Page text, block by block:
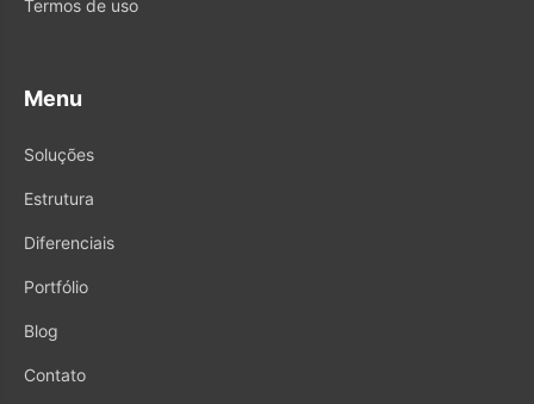
Termos de uso
Menu
Soluções
Estrutura
Diferenciais
Portfólio
Blog
Contato